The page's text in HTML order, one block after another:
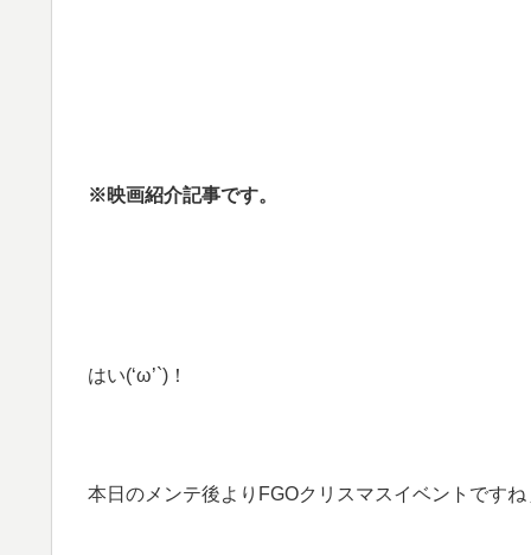
※映画紹介記事です。
はい(‘ω’`)！
本日のメンテ後よりFGOクリスマスイベントですね